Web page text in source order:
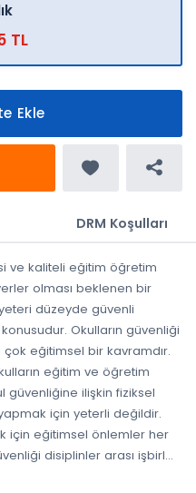
TL
Ekle
DRM Koşulları
ve kaliteli eğitim öğretim
olması beklenen bir
düzeyde güvenli
Okulların güvenliği
eğitimsel bir kavramdır.
eğitim ve öğretim
güvenliğine ilişkin fiziksel
için yeterli değildir.
için eğitimsel önlemler her
disiplinler arası işbirl...